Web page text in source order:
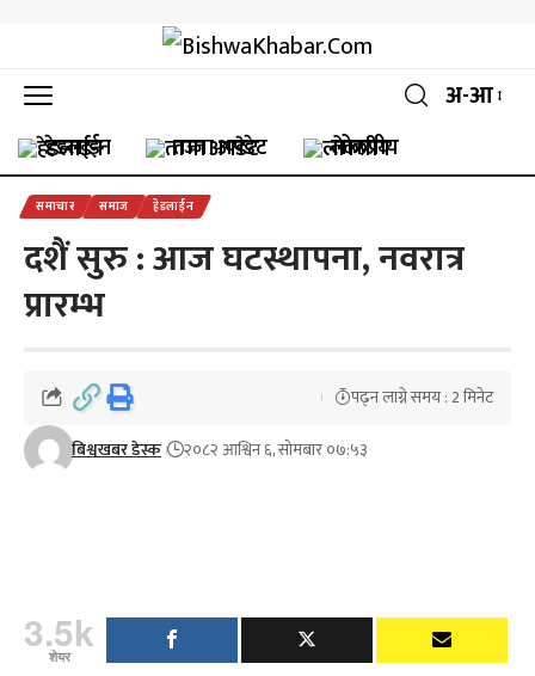
अ-आ
हेडलाईन ताजा अपडेट लोकप्रीय
समाचार समाज हेडलाईन
दशैं सुरु : आज घटस्थापना, नवरात्र
प्रारम्भ
बिश्वखबर डेस्क २०८२ आश्विन ६, सोमबार ०७:५३
पढ्न लाग्ने समय : 2 मिनेट
3.5k
शेयर